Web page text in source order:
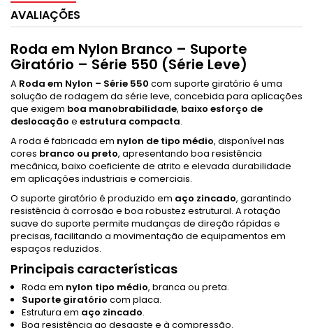
AVALIAÇÕES
Roda em Nylon Branco – Suporte
Giratório – Série 550 (Série Leve)
A Roda em Nylon – Série 550 com suporte giratório é uma
solução de rodagem da série leve, concebida para aplicações
que exigem boa manobrabilidade, baixo esforço de
deslocação e estrutura compacta.
A roda é fabricada em nylon de tipo médio, disponível nas
cores branco ou preto, apresentando boa resistência
mecânica, baixo coeficiente de atrito e elevada durabilidade
em aplicações industriais e comerciais.
O suporte giratório é produzido em aço zincado, garantindo
resistência à corrosão e boa robustez estrutural. A rotação
suave do suporte permite mudanças de direção rápidas e
precisas, facilitando a movimentação de equipamentos em
espaços reduzidos.
Principais características
Roda em nylon tipo médio, branca ou preta.
Suporte giratório com placa.
Estrutura em aço zincado.
Boa resistência ao desgaste e à compressão.